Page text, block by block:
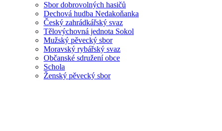
Sbor dobrovolných hasičů
Dechová hudba Nedakoňanka
Český zahrádkářský svaz
Tělovýchovná jednota Sokol
Mužský pěvecký sbor
Moravský rybářský svaz
Občanské sdružení obce
Schola
Ženský pěvecký sbor